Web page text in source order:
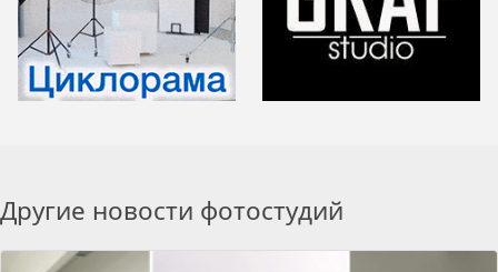
Другие новости фотостудий